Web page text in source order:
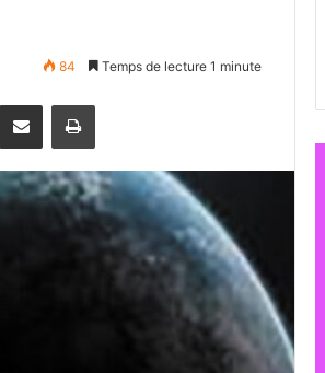
84 Temps de lecture 1 minute